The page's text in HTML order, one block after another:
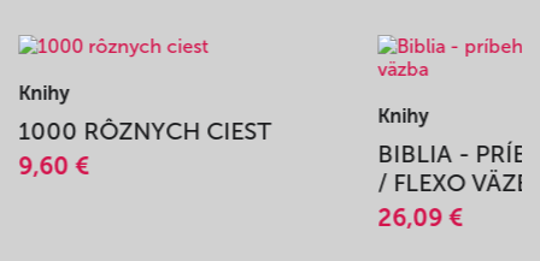
Knihy
1000 RÔZNYCH CIEST
9,60 €
Knihy
BIBLIA -
/ FLEXO
26,09 €